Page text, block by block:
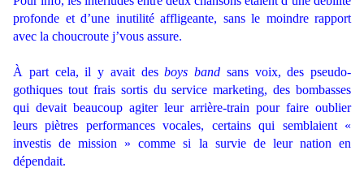
profonde et d’une inutilité affligeante, sans le moindre rapport
avec la choucroute j’vous assure.
À part cela, il y avait desboys band sans voix, des pseudo-
gothiques tout frais sortis du service marketing, des bombasses
qui devait beaucoup agiter leur arrière-train pour faire oublier
leurs piètres performances vocales, certains qui semblaient «
investis de mission » comme si la survie de leur nation en
dépendait.